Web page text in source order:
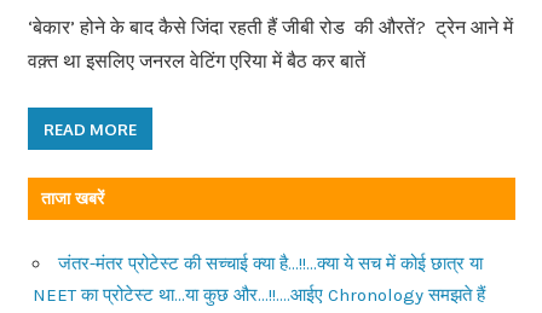
‘बेकार’ होने के बाद कैसे जिंदा रहती हैं जीबी रोड की औरतें? ट्रेन आने में
वक़्त था इसलिए जनरल वेटिंग एरिया में बैठ कर बातें
READ MORE
ताजा खबरें
जंतर-मंतर प्रोटेस्ट की सच्चाई क्या है…!!…क्या ये सच में कोई छात्र या
NEET का प्रोटेस्ट था…या कुछ और…!!….आईए Chronology समझते हैं